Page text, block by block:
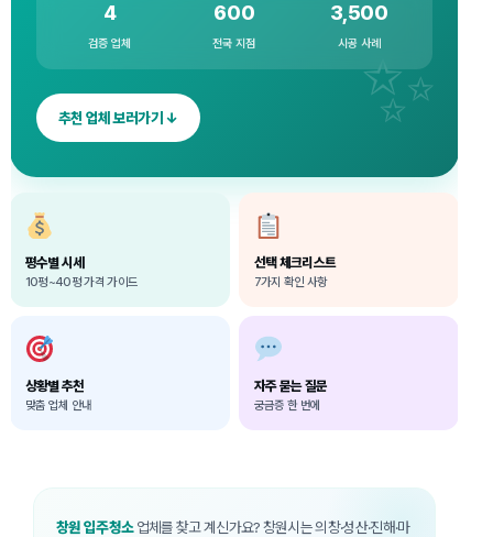
4
검증 업체
600
전국 지점
3,500
시공 사례
추천 업체 보러가기 ↓
평수별 시세
10평~40평 가격 가이드
선택 체크리스트
7가지 확인 사항
상황별 추천
맞춤 업체 안내
자주 묻는 질문
궁금증 한 번에
창원 입주청소업체를 찾고 계신가요? 창원시는 의창·성산·진해·마